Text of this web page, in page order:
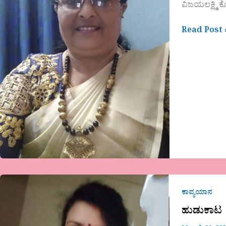
ವಿಜಯಲಕ್ಷ್ಮಿ
Read Post
ಕಾವ್ಯಯಾನ
ಹುಡುಕಾಟ